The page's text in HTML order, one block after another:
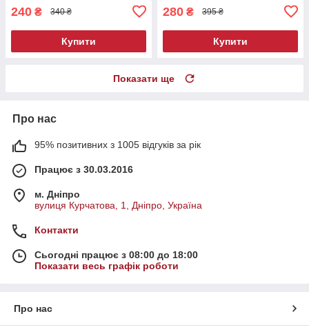
240 ₴ 340 ₴
Купити
280 ₴ 395 ₴
Купити
Показати ще
Про нас
95% позитивних з 1005 відгуків за рік
Працює з 30.03.2016
м. Дніпро
вулиця Курчатова, 1, Дніпро, Україна
Контакти
Сьогодні працює з 08:00 до 18:00
Показати весь графік роботи
Про нас